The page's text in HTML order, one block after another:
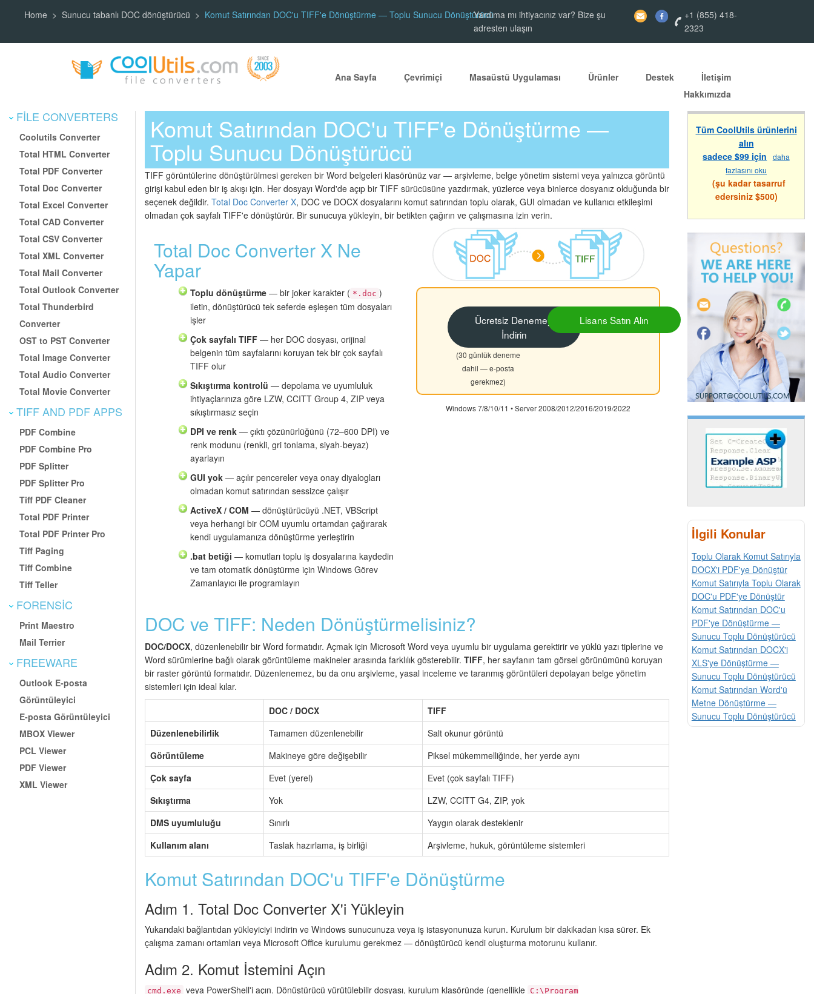
Home Sunucu tabanlı DOC dönüştürücü Komut Satırından DOC'u TIFF'e Dönüştürme — Toplu Sunucu DönüştürücüYardıma mı ihtiyacınız var? Bize şu
adresten ulaşın
+1 (855) 418-
2323
Ana Sayfa Çevrimiçi Masaüstü Uygulaması Ürünler Destek
İletişim
Hakkımızda
FILE CONVERTERS
Coolutils Converter
Total HTML Converter
Total PDF Converter
Total Doc Converter
Total Excel Converter
Total CAD Converter
Total CSV Converter
Total XML Converter
Total Mail Converter
Total Outlook Converter
Total Thunderbird
Converter
OST to PST Converter
Total Image Converter
Total Audio Converter
Total Movie Converter
TIFF AND PDF APPS
PDF Combine
PDF Combine Pro
PDF Splitter
PDF Splitter Pro
Tiff PDF Cleaner
Total PDF Printer
Total PDF Printer Pro
Tiff Paging
Tiff Combine
Tiff Teller
FORENSIC
Print Maestro
Mail Terrier
FREEWARE
Outlook E-posta
Görüntüleyici
E-posta Görüntüleyici
MBOX Viewer
PCL Viewer
PDF Viewer
XML Viewer
Komut Satırından DOC'u TIFF'e Dönüştürme —
Toplu Sunucu Dönüştürücü
TIFF görüntülerine dönüştürülmesi gereken bir Word belgeleri klasörünüz var — arşivleme, belge yönetim sistemi veya yalnızca görüntü
girişi kabul eden bir iş akışı için. Her dosyayı Word'de açıp bir TIFF sürücüsüne yazdırmak, yüzlerce veya binlerce dosyanız olduğunda bir
seçenek değildir. Total Doc Converter X, DOC ve DOCX dosyalarını komut satırından toplu olarak, GUI olmadan ve kullanıcı etkileşimi
olmadan çok sayfalı TIFF'e dönüştürür. Bir sunucuya yükleyin, bir betikten çağırın ve çalışmasına izin verin.
Total Doc Converter X Ne
Yapar
Toplu dönüştürme — bir joker karakter ( *.doc )
iletin, dönüştürücü tek seferde eşleşen tüm dosyaları
işler
Çok sayfalı TIFF — her DOC dosyası, orijinal
belgenin tüm sayfalarını koruyan tek bir çok sayfalı
TIFF olur
Sıkıştırma kontrolü — depolama ve uyumluluk
ihtiyaçlarınıza göre LZW, CCITT Group 4, ZIP veya
sıkıştırmasız seçin
DPI ve renk — çıktı çözünürlüğünü (72–600 DPI) ve
renk modunu (renkli, gri tonlama, siyah-beyaz)
ayarlayın
GUI yok — açılır pencereler veya onay diyalogları
olmadan komut satırından sessizce çalışır
ActiveX / COM — dönüştürücüyü .NET, VBScript
veya herhangi bir COM uyumlu ortamdan çağırarak
kendi uygulamanıza dönüştürme yerleştirin
.bat betiği — komutları toplu iş dosyalarına kaydedin
ve tam otomatik dönüştürme için Windows Görev
Zamanlayıcı ile programlayın
Ücretsiz Denemeyi
İndirin
(30 günlük deneme
dahil — e-posta
gerekmez)
Lisans Satın Alın
Windows 7/8/10/11 • Server 2008/2012/2016/2019/2022
DOC ve TIFF: Neden Dönüştürmelisiniz?
DOC/DOCX, düzenlenebilir bir Word formatıdır. Açmak için Microsoft Word veya uyumlu bir uygulama gerektirir ve yüklü yazı tiplerine ve
Word sürümlerine bağlı olarak görüntüleme makineler arasında farklılık gösterebilir. TIFF, her sayfanın tam görsel görünümünü koruyan
bir raster görüntü formatıdır. Düzenlenemez, bu da onu arşivleme, yasal inceleme ve taranmış görüntüleri depolayan belge yönetim
sistemleri için ideal kılar.
DOC / DOCX
TIFF
Düzenlenebilirlik
Tamamen düzenlenebilir
Salt okunur görüntü
Görüntüleme
Makineye göre değişebilir
Piksel mükemmelliğinde, her yerde aynı
Çok sayfa
Evet (yerel)
Evet (çok sayfalı TIFF)
Sıkıştırma
Yok
LZW, CCITT G4, ZIP, yok
DMS uyumluluğu
Sınırlı
Yaygın olarak desteklenir
Kullanım alanı
Taslak hazırlama, iş birliği Arşivleme, hukuk, görüntüleme sistemleri
Komut Satırından DOC'u TIFF'e Dönüştürme
Adım 1. Total Doc Converter X'i Yükleyin
Yukarıdaki bağlantıdan yükleyiciyi indirin ve Windows sunucunuza veya iş istasyonunuza kurun. Kurulum bir dakikadan kısa sürer. Ek
çalışma zamanı ortamları veya Microsoft Office kurulumu gerekmez — dönüştürücü kendi oluşturma motorunu kullanır.
Adım 2. Komut İstemini Açın
cmd.exe veya PowerShell'i açın. Dönüştürücü yürütülebilir dosyası, kurulum klasöründe (genellikle C:\Program
Tüm CoolUtils ürünlerini
alın
sadece $99 için
daha
fazlasını oku
(şu kadar tasarruf
edersiniz $500)
İlgili Konular
Toplu Olarak Komut Satırıyla
DOCX'i PDF'ye Dönüştür
Komut Satırıyla Toplu Olarak
DOC'u PDF'ye Dönüştür
Komut Satırından DOC'u
PDF'ye Dönüştürme —
Sunucu Toplu Dönüştürücü
Komut Satırından DOCX'i
XLS'ye Dönüştürme —
Sunucu Toplu Dönüştürücü
Komut Satırından Word'ü
Metne Dönüştürme —
Sunucu Toplu Dönüştürücü